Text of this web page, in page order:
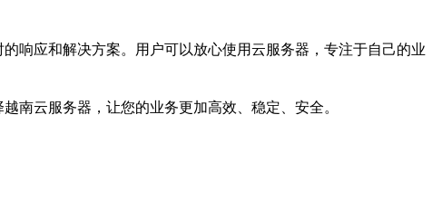
响应和解决方案。用户可以放心使用云服务器，专注于自己的业
南云服务器，让您的业务更加高效、稳定、安全。